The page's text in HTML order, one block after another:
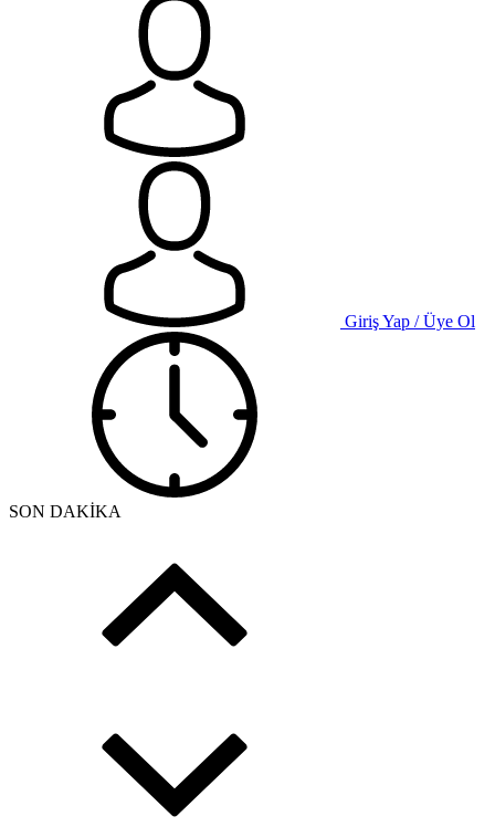
Giriş Yap / Üye Ol
SON DAKİKA